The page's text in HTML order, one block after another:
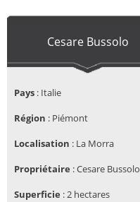
Cesare Bussolo
Pays : Italie
Région : Piémont
Localisation : La Morra
Propriétaire : Cesare Bussolo
Superficie :2 hectares